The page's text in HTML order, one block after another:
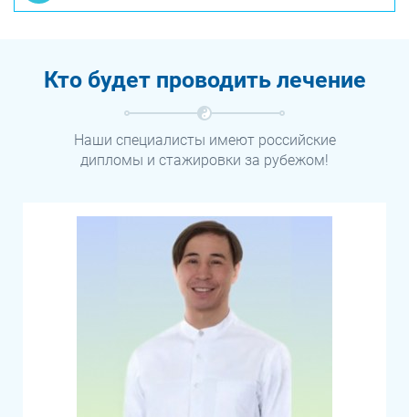
Кто будет проводить лечение
Наши специалисты имеют российские
дипломы и стажировки за рубежом!